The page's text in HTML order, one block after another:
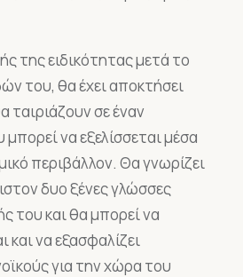
της ειδικότητας μετά το
του, θα έχει αποκτήσει
ταιριάζουν σε έναν
να εξελίσσεται μέσα
περιβάλλον. Θα γνωρίζει
δυο ξένες γλώσσες
του και θα μπορεί να
και να εξασφαλίζει
για την χώρα του